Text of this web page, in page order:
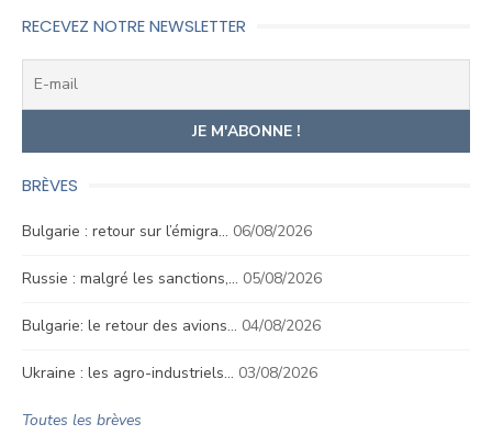
RECEVEZ NOTRE NEWSLETTER
BRÈVES
Bulgarie : retour sur l’émigra… 06/08/2026
Russie : malgré les sanctions,… 05/08/2026
Bulgarie: le retour des avions… 04/08/2026
Ukraine : les agro-industriels… 03/08/2026
Toutes les brèves